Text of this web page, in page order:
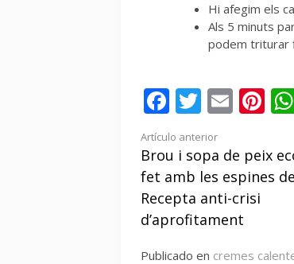
Hi afegim els
Als 5 minuts
podem triturar
Facebook
Twitter
Seguir
leyendo
Artículo anterior
Brou i sopa de peix
fet amb les espines
Recepta anti-crisi
d’aprofitament
Publicado en cremes